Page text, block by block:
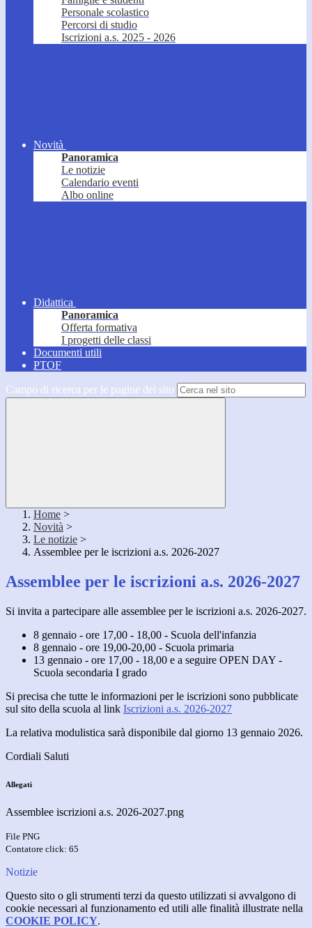
Personale scolastico
Percorsi di studio
Iscrizioni a.s. 2025 - 2026
Novità
Panoramica
Le notizie
Calendario eventi
Albo online
Didattica
Panoramica
Offerta formativa
I progetti delle classi
Documenti utili
PTOF
Campo di ricerca per le pagine del sito
Home >
Novità >
Le notizie >
Assemblee per le iscrizioni a.s. 2026-2027
Assemblee per le iscrizioni a.s. 2026-2027
Si invita a partecipare alle assemblee per le iscrizioni a.s. 2026-2027.
8 gennaio - ore 17,00 - 18,00 - Scuola dell'infanzia
8 gennaio - ore 19,00-20,00 - Scuola primaria
13 gennaio - ore 17,00 - 18,00 e a seguire OPEN DAY -
Scuola secondaria I grado
Si precisa che tutte le informazioni per le iscrizioni sono pubblicate
sul sito della scuola al link Iscrizioni a.s. 2026-2027
La relativa modulistica sarà disponibile dal giorno 13 gennaio 2026.
Cordiali Saluti
Allegati
Assemblee iscrizioni a.s. 2026-2027.png
File PNG
Contatore click: 65
Notizie
Questo sito o gli strumenti terzi da questo utilizzati si avvalgono di
cookie necessari al funzionamento ed utili alle finalità illustrate nella
COOKIE POLICY.